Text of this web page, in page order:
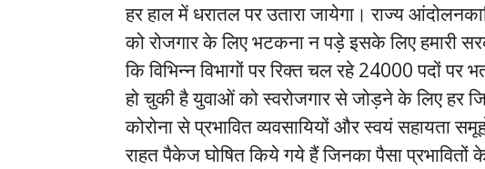
हर हाल में धरातल पर उतारा जायेगा। राज्य
को रोजगार के लिए भटकना न पड़े इसके लिए हमारी
कि विभिन्न विभागों पर रिक्त चल रहे 24000 पदों
हो चुकी है युवाओं को स्वरोजगार से जोड़ने के लिए हर
कोरोना से प्रभावित व्यवसायियों और स्वयं
राहत पैकेज घोषित किये गये हैं जिनका पैसा